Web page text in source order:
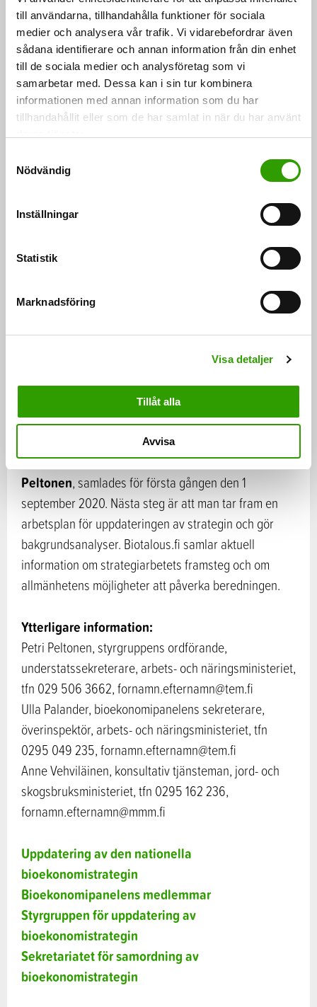
till användarna, tillhandahålla funktioner för sociala
medier och analysera vår trafik. Vi vidarebefordrar även
sådana identifierare och annan information från din enhet
till de sociala medier och analysföretag som vi
samarbetar med. Dessa kan i sin tur kombinera
informationen med annan information som du har
tillhandahållit eller som de har samlat in när du har använt
Nödvändig
Inställningar
Statistik
Marknadsföring
Visa detaljer
Tillåt alla
Avvisa
råvarukällorna. I arbetet med att uppdatera strategin
är det särskilt viktigt med åtgärder som höjer
förädlingsvärdet inom bioekonomin. Hållbar och
innovativ användning av förnybara naturresurser
medför också lösningar för att bekämpa
klimatförändringen, säger minister Jari Leppä.
Projektets styrgrupp
sammanträdde för första gången
Styrgruppen rapporterar om sitt arbete till
som också drar upp de centrala riktlinjerna för
strategiarbetet. I uppdateringsarbetet beaktas också
statsrådets andra strategier och program som är
färdiga eller under beredning, såsom klimat- och
energistrategin, det strategiska programmet för
cirkulär ekonomi, färdplanen för plast, programmet för
Styrgruppen, som leds av arbets- och
näringsministeriets understatssekreterarePetri
Peltonen, samlades för första gången den 1
september 2020. Nästa steg är att man tar fram en
arbetsplan för uppdateringen av strategin och gör
bakgrundsanalyser. Biotalous.fi samlar aktuell
information om strategiarbetets framsteg och om
allmänhetens möjligheter att påverka beredningen.
Ytterligare information:
Petri Peltonen, styrgruppens ordförande,
understatssekreterare, arbets- och näringsministeriet,
tfn 029 506 3662, fornamn.efternamn@tem.fi
Ulla Palander, bioekonomipanelens sekreterare,
överinspektör, arbets- och näringsministeriet, tfn
0295 049 235, fornamn.efternamn@tem.fi
Anne Vehviläinen, konsultativ tjänsteman, jord- och
skogsbruksministeriet, tfn 0295 162 236,
fornamn.efternamn@mmm.fi
Uppdatering av den nationella
bioekonomistrategin
Bioekonomipanelens medlemmar
Styrgruppen för uppdatering av
bioekonomistrategin
Sekretariatet för samordning av
bioekonomistrategin